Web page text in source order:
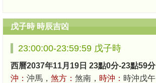
戊子時 時辰吉凶
23:00:00-23:59:59 戊子時
西曆2037年11月19日 23點0分-23點59分
沖： 沖馬， 煞方： 煞南， 時沖： 時沖戊午